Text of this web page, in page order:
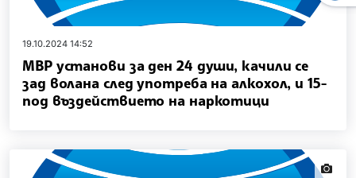
19.10.2024 14:52
МВР установи за ден 24 души, качили се
зад волана след употреба на алкохол, и 15-
под въздействието на наркотици